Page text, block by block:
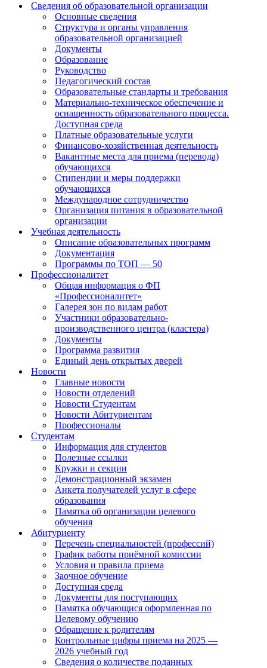
Сведения об образовательной организации
Основные сведения
Структура и органы управления
образовательной организацией
Документы
Образование
Руководство
Педагогический состав
Образовательные стандарты и требования
Материально-техническое обеспечение и
оснащенность образовательного процесса.
Доступная среда
Платные образовательные услуги
Финансово-хозяйственная деятельность
Вакантные места для приема (перевода)
обучающихся
Стипендии и меры поддержки
обучающихся
Международное сотрудничество
Организация питания в образовательной
организации
Учебная деятельность
Описание образовательных программ
Документация
Программы по ТОП — 50
Профессионалитет
Общая информация о ФП
«Профессионалитет»
Галерея зон по видам работ
Участники образовательно-
производственного центра (кластера)
Документы
Программа развития
Единый день открытых дверей
Новости
Главные новости
Новости отделений
Новости Студентам
Новости Абитуриентам
Профессионалы
Студентам
Информация для студентов
Полезные ссылки
Кружки и секции
Демонстрационный экзамен
Анкета получателей услуг в сфере
образования
Памятка об организации целевого
обучения
Абитуриенту
Перечень специальностей (профессий)
График работы приёмной комиссии
Условия и правила приема
Заочное обучение
Доступная среда
Документы для поступающих
Памятка обучающися оформленная по
Целевому обучению
Обращение к родителям
Контрольные цифры приема на 2025 —
2026 учебный год
Сведения о количестве поданных